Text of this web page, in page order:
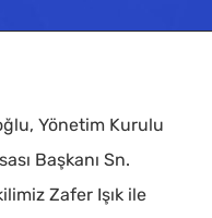
Yönetim Kurulu
Başkanı Sn.
Zafer Işık ile